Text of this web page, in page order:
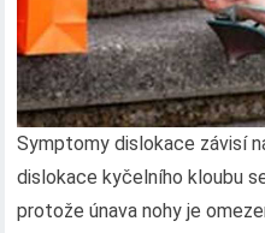
Symptomy dislokace závisí
dislokace kyčelního kloubu
protože únava nohy je